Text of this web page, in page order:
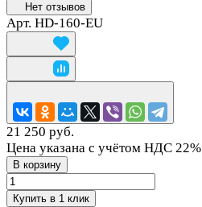
Нет отзывов
Арт. HD-160-EU
21 250 руб.
Цена указана с учётом НДС 22%
В корзину
Купить в 1 клик